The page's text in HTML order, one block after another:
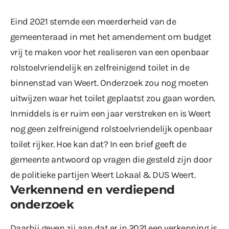
Eind 2021 stemde een meerderheid van de
gemeenteraad in met het amendement om budget
vrij te maken voor het realiseren van een openbaar
rolstoelvriendelijk en zelfreinigend toilet in de
binnenstad van Weert. Onderzoek zou nog moeten
uitwijzen waar het toilet geplaatst zou gaan worden.
Inmiddels is er ruim een jaar verstreken en is Weert
nog geen zelfreinigend rolstoelvriendelijk openbaar
toilet rijker. Hoe kan dat? In een brief geeft de
gemeente antwoord op vragen die gesteld zijn door
de politieke partijen Weert Lokaal & DUS Weert.
Verkennend en verdiepend
onderzoek